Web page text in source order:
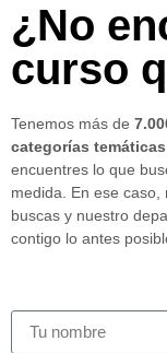
¿No
curso
Tenemos más de
categorías temáticas
encuentres lo que
medida. En ese
buscas y nuestro
contigo lo antes